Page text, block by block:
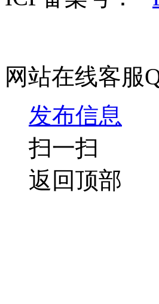
网站在线客服
发布信息
扫一扫
返回顶部